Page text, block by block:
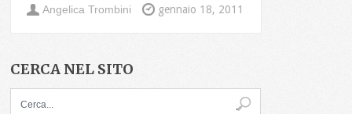
Angelica Trombini
gennaio 18, 2011
CERCA NEL SITO